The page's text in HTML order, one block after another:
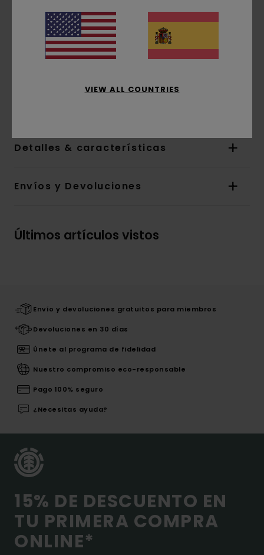
sentimos muy orgullosos de colaborar con
Smokey Bear en esta exclusiva colección de ropa
con algunas de las imágenes más emblemáticas
contribuir a la financiación de la campaña de
Detalles & características
Envíos y Devoluciones
Últimos artículos vistos
Envío y devoluciones gratuitos para miembros
Devoluciones en 30 días
Únete al programa de fidelidad
Nuestro compromiso eco-responsable
Pago 100% seguro
¿Necesitas ayuda?
15% DE DESCUENTO EN
TU PRIMERA COMPRA
ONLINE*
VIEW ALL COUNTRIES